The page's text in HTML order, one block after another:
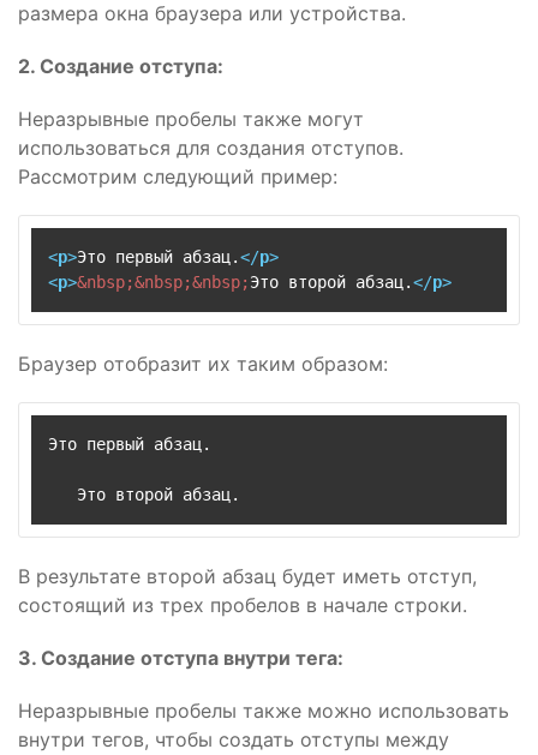
размера окна браузера или устройства.
2. Создание отступа:
Неразрывные пробелы также могут
использоваться для создания отступов.
Рассмотрим следующий пример:
<p>Это первый абзац.</p>
<p>&nbsp;&nbsp;&nbsp;Это второй абзац.</p>
Браузер отобразит их таким образом:
Это первый абзац.
   Это второй абзац.
В результате второй абзац будет иметь отступ,
состоящий из трех пробелов в начале строки.
3. Создание отступа внутри тега:
Неразрывные пробелы также можно использовать
внутри тегов, чтобы создать отступы между